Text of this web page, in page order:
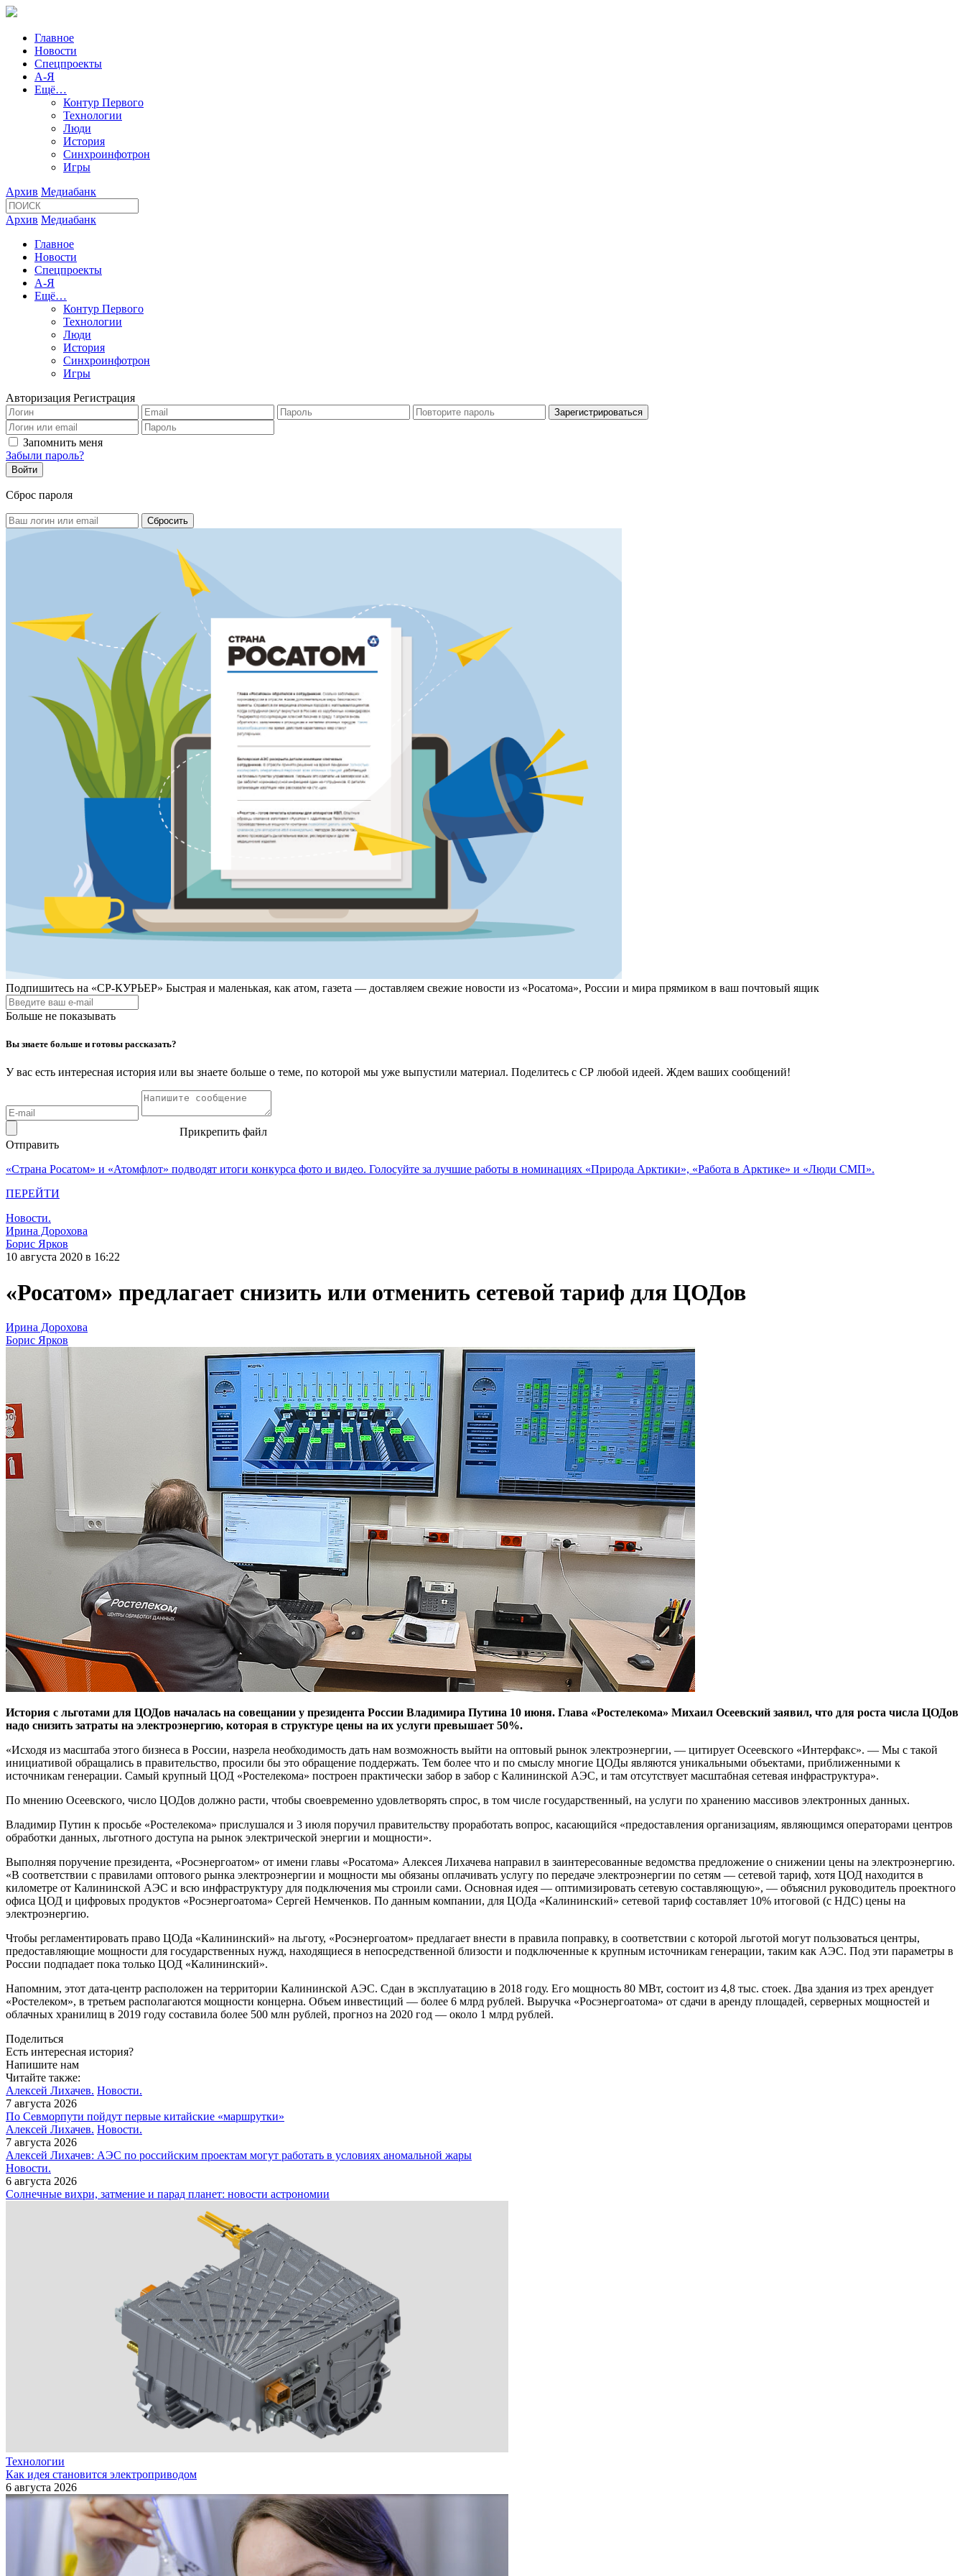
Главное
Новости
Спецпроекты
А-Я
Ещё…
Контур Первого
Технологии
Люди
История
Синхроинфотрон
Игры
Архив Медиабанк
Архив Медиабанк
Главное
Новости
Спецпроекты
А-Я
Ещё…
Контур Первого
Технологии
Люди
История
Синхроинфотрон
Игры
Авторизация Регистрация
Запомнить меня
Забыли пароль?
Сброс пароля
Подпишитесь на «СР-КУРЬЕР» Быстрая и маленькая, как атом, газета — доставляем свежие новости из «Росатома», России и мира прямиком в ваш почтовый ящик
Больше не показывать
Вы знаете больше и готовы рассказать?
У вас есть интересная история или вы знаете больше о теме, по которой мы уже выпустили материал. Поделитесь с СР любой идеей. Ждем ваших сообщений!
Прикрепить файл
Отправить
«Страна Росатом» и «Атомфлот» подводят итоги конкурса фото и видео. Голосуйте за лучшие работы в номинациях «Природа Арктики», «Работа в Арктике» и «Люди СМП».
ПЕРЕЙТИ
Новости.
Ирина Дорохова
Борис Ярков
10 августа 2020 в 16:22
«Росатом» предлагает снизить или отменить сетевой тариф для ЦОДов
Ирина Дорохова
Борис Ярков
История с льготами для ЦОДов началась на совещании у президента России Владимира Путина 10 июня. Глава «Ростелекома» Михаил Осеевский заявил, что для роста числа ЦОДов
надо снизить затраты на электроэнергию, которая в структуре цены на их услуги превышает 50%.
«Исходя из масштаба этого бизнеса в России, назрела необходимость дать нам возможность выйти на оптовый рынок электроэнергии, — цитирует Осеевского «Интерфакс». — Мы с такой
инициативой обращались в правительство, просили бы это обращение поддержать. Тем более что и по смыслу многие ЦОДы являются уникальными объектами, приближенными к
источникам генерации. Самый крупный ЦОД «Ростелекома» построен практически забор в забор с Калининской АЭС, и там отсутствует масштабная сетевая инфраструктура».
По мнению Осеевского, число ЦОДов должно расти, чтобы своевременно удовлетворять спрос, в том числе государственный, на услуги по хранению массивов электронных данных.
Владимир Путин к просьбе «Ростелекома» прислушался и 3 июля поручил правительству проработать вопрос, касающийся «предоставления организациям, являющимся операторами центров
обработки данных, льготного доступа на рынок электрической энергии и мощности».
Выполняя поручение президента, «Росэнергоатом» от имени главы «Росатома» Алексея Лихачева направил в заинтересованные ведомства предложение о снижении цены на электроэнергию.
«В соответствии с правилами оптового рынка электроэнергии и мощности мы обязаны оплачивать услугу по передаче электроэнергии по сетям — сетевой тариф, хотя ЦОД находится в
километре от Калининской АЭС и всю инфраструктуру для подключения мы строили сами. Основная идея — оптимизировать сетевую составляющую», — объяснил руководитель проектного
офиса ЦОД и цифровых продуктов «Росэнергоатома» Сергей Немченков. По данным компании, для ЦОДа «Калининский» сетевой тариф составляет 10% итоговой (с НДС) цены на
электроэнергию.
Чтобы регламентировать право ЦОДа «Калининский» на льготу, «Росэнергоатом» предлагает внести в правила поправку, в соответствии с которой льготой могут пользоваться центры,
предоставляющие мощности для государственных нужд, находящиеся в непосредственной близости и подключенные к крупным источникам генерации, таким как АЭС. Под эти параметры в
России подпадает пока только ЦОД «Калининский».
Напомним, этот дата-центр расположен на территории Калининской АЭС. Сдан в эксплуатацию в 2018 году. Его мощность 80 МВт, состоит из 4,8 тыс. стоек. Два здания из трех арендует
«Ростелеком», в третьем располагаются мощности концерна. Объем инвестиций — более 6 млрд рублей. Выручка «Росэнергоатома» от сдачи в аренду площадей, серверных мощностей и
облачных хранилищ в 2019 году составила более 500 млн рублей, прогноз на 2020 год — около 1 млрд рублей.
Поделиться
Есть интересная история?
Напишите нам
Читайте также:
Алексей Лихачев. Новости.
7 августа 2026
По Севморпути пойдут первые китайские «маршрутки»
Алексей Лихачев. Новости.
7 августа 2026
Алексей Лихачев: АЭС по российским проектам могут работать в условиях аномальной жары
Новости.
6 августа 2026
Солнечные вихри, затмение и парад планет: новости астрономии
Технологии
Как идея становится электроприводом
6 августа 2026